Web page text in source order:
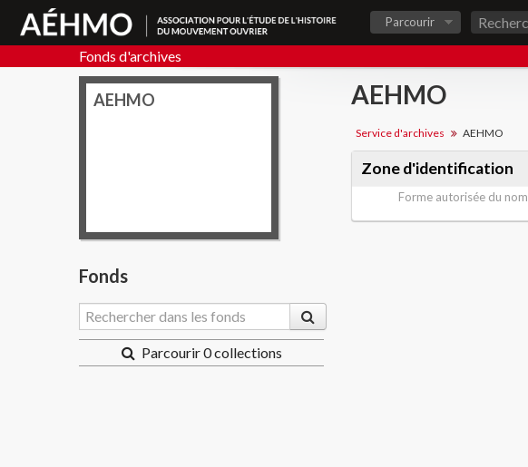
Parcourir
Fonds d'archives
AEHMO
Fonds
Parcourir 0 collections
AEHMO
Service d'archives AEHMO
Zone d'identification
Forme autorisée du nom